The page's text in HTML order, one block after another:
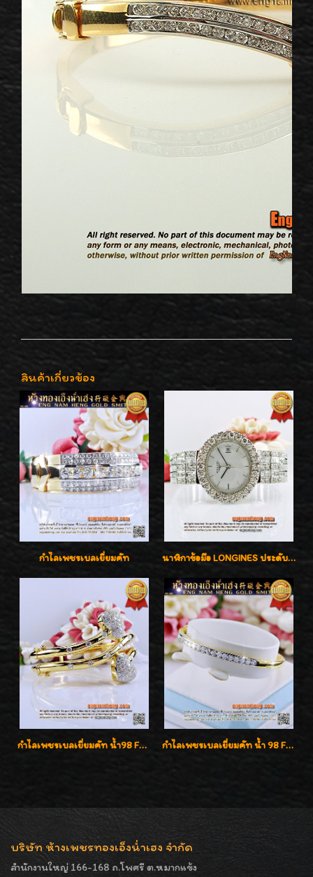
สินค้าเกี่ยวข้อง
กำไลเพชรเบลเยี่ยมคัท นาฬิกาข้อมือ LONGINES ประดับเพชร 5.20 กะรัต ใส่เล่น ใส่ออกงานหรูหราไฮโซค่ะ
กำไลเพชรเบลเยี่ยมคัท น้ำ98 F-Color/VVS น้ำหนักเพชรรวม 3.00 กะรัต สวยไม่ซ้ำใครค่ะ กำไลเพชรเบลเยี่ยมคัท น้ำ 98 F-Color/VVS เพชร 22 เม็ด น้ำหนักเพชรรวม 1.97 กะรัต ตัวเรือนตัน หนาแข็งแรง เพชรสวย ขาวจั๊ว ทุกเม็ด เล่นไฟ่วิ้งสุดๆค่ะ เปิดราคาโปรโมชั่น ถูกสุดๆค่ะ
บริษัท ห้างเพชรทองเอ็งน่ำเฮง จำกัด
สำนักงานใหญ่ 166-168 ถ.โพศรี ต.หมากแข้ง